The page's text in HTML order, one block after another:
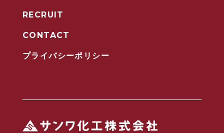
RECRUIT
CONTACT
プライバシーポリシー